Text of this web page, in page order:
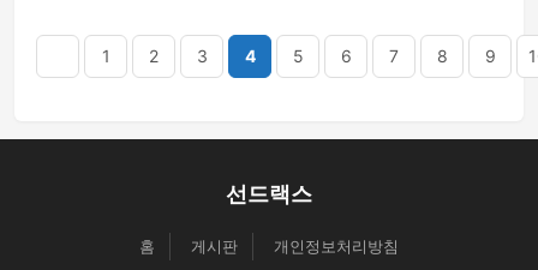
1 2 3 4 5 6 7 8 9
선드랙스
홈 게시판 개인정보처리방침